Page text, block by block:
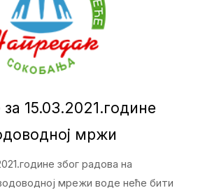
15.03.2021.године
мржи
због радова на
мрежи воде неће бити